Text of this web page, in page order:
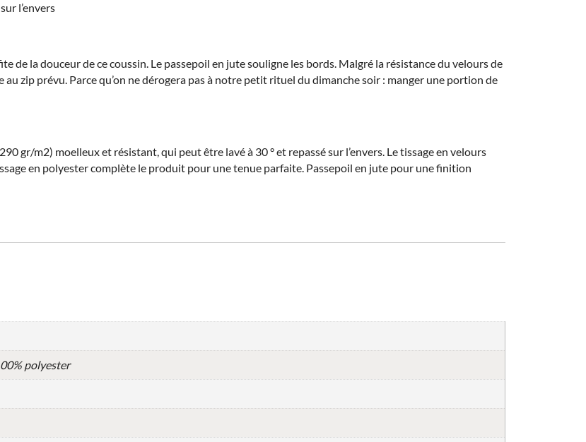
l’envers
de la douceur de ce coussin. Le passepoil en jute souligne les bords. Malgré la résistance du velours de
zip prévu. Parce qu’on ne dérogera pas à notre petit rituel du dimanche soir : manger une portion de
gr/m2) moelleux et résistant, qui peut être lavé à 30 ° et repassé sur l’envers. Le tissage en velours
en polyester complète le produit pour une tenue parfaite. Passepoil en jute pour une finition
polyester